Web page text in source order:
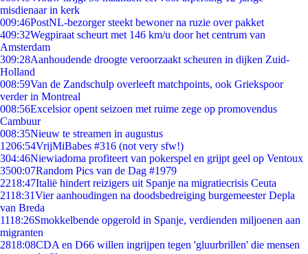
misdienaar in kerk
009:46PostNL-bezorger steekt bewoner na ruzie over pakket
409:32Wegpiraat scheurt met 146 km/u door het centrum van
Amsterdam
309:28Aanhoudende droogte veroorzaakt scheuren in dijken Zuid-
Holland
008:59Van de Zandschulp overleeft matchpoints, ook Griekspoor
verder in Montreal
008:56Excelsior opent seizoen met ruime zege op promovendus
Cambuur
008:35Nieuw te streamen in augustus
1206:54VrijMiBabes #316 (not very sfw!)
304:46Niewiadoma profiteert van pokerspel en grijpt geel op Ventoux
3500:07Random Pics van de Dag #1979
2218:47Italië hindert reizigers uit Spanje na migratiecrisis Ceuta
2118:31Vier aanhoudingen na doodsbedreiging burgemeester Depla
van Breda
1118:26Smokkelbende opgerold in Spanje, verdienden miljoenen aan
migranten
2818:08CDA en D66 willen ingrijpen tegen 'gluurbrillen' die mensen